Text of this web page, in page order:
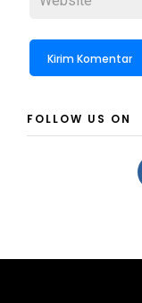
FOLLOW US ON